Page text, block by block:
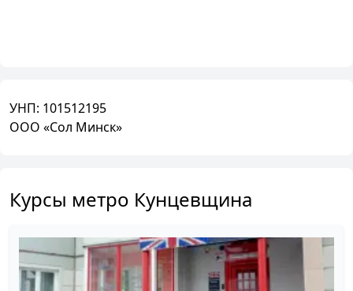
УНП: 101512195
ООО «Сол Минск»
Курсы метро Кунцевщина